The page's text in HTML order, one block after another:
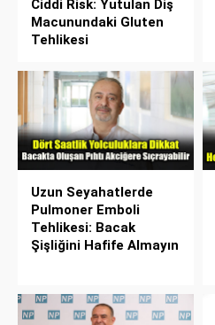
Ciddi Risk: Yutulan Diş
Macunundaki Gluten
Tehlikesi
Uzun Seyahatlerde
Pulmoner Emboli
Tehlikesi: Bacak
Şişliğini Hafife Almayın